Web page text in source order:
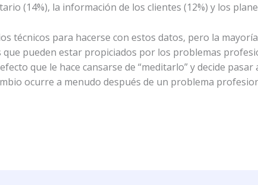
(14%), la información de los clientes (12%) y los
técnicos para hacerse con estos datos, pero la
pueden estar propiciados por los problemas
que le hace cansarse de “meditarlo” y decide pasar
ocurre a menudo después de un problema